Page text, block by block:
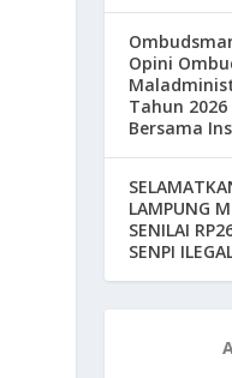
Opini
Tahun 2026
Bersama
LAMPUNG
SENILAI
SENPI